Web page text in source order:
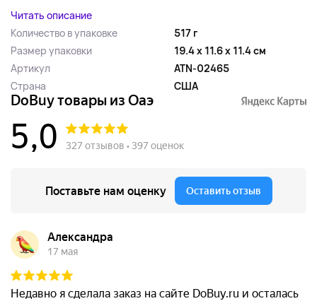
Читать описание
Количество в упаковке
517 г
Размер упаковки
19.4 x 11.6 x 11.4 см
Артикул
ATN-02465
Страна
США